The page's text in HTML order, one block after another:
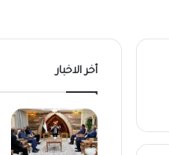
أخر الاخبار